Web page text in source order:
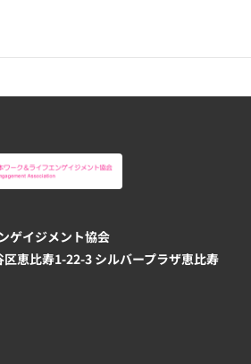
ゲイジメント協会
恵比寿1-22-3 シルバープラザ恵比寿